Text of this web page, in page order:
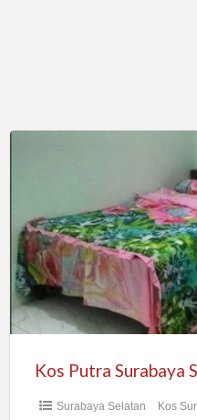
Selatan
Kos Putra Surabaya
Surabaya Selatan Kos